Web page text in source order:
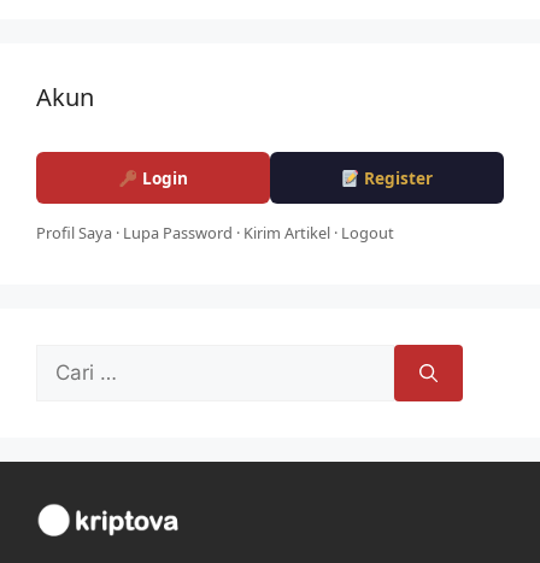
Akun
Login Register
Profil Saya · Lupa Password · Kirim Artikel · Logout
Cari